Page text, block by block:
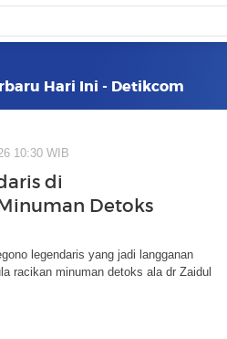
Hari Ini - Detikcom
10:30 WIB
di
Detoks
legendaris yang jadi langganan
racikan minuman detoks ala dr Zaidul